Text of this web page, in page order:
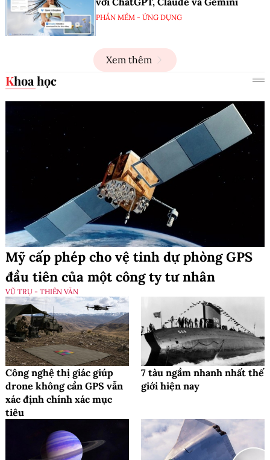
PHẦN MỀM - ỨNG DỤNG
Xem thêm
Khoa học
Mỹ cấp phép cho vệ tinh dự phòng GPS
đầu tiên của một công ty tư nhân
VŨ TRỤ - THIÊN VĂN
Công nghệ thị giác giúp
drone không cần GPS vẫn
xác định chính xác mục
tiêu
7 tàu ngầm nhanh nhất thế
giới hiện nay